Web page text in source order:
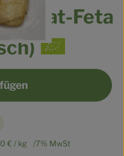
Spinat-Feta
zum Warenkorb
€ / kg 7% MwSt